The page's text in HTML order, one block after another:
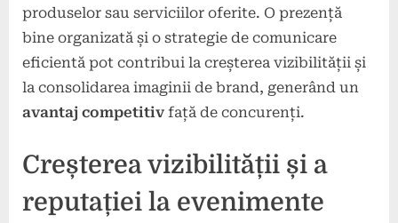
produselor sau serviciilor oferite. O prezență
bine organizată și o strategie de comunicare
eficientă pot contribui la creșterea vizibilității și
la consolidarea imaginii de brand, generând un
avantaj competitiv față de concurenți.
Creșterea vizibilității și a
reputației la evenimente